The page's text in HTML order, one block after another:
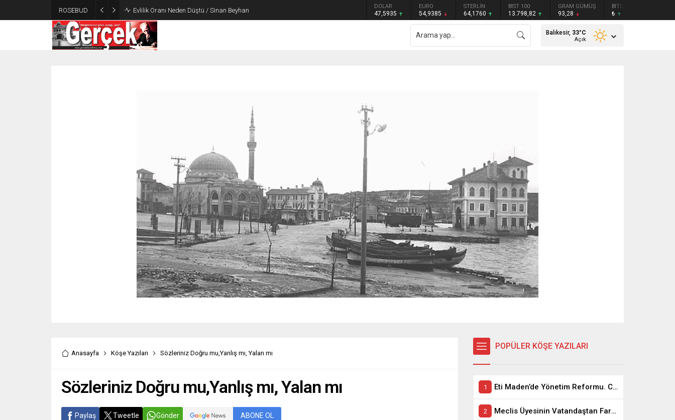
ROSEBUD Evlilik Oranı Neden Düştü / Sinan Beyhan DOLAR
47,5935
EURO
54,9385
STERLİN
64,1760
BIST 100
13.798,82
GRAM GÜMÜŞ
93,28
BITCOIN
₺
Balıkesir, 33°C
Açık
Anasayfa Köşe Yazıları Sözleriniz Doğru mu,Yanlış mı, Yalan mı
Sözleriniz Doğru mu,Yanlış mı, Yalan mı
Paylaş Tweetle Gönder ABONE OL
POPÜLER KÖŞE YAZILARI
Eti Maden’de Yönetim Reformu. CEO Modeli’nde Kadro / Taşeron İşçilik Ayrımı Kalkıyor
Meclis Üyesinin Vatandaştan Farkı Ne ?